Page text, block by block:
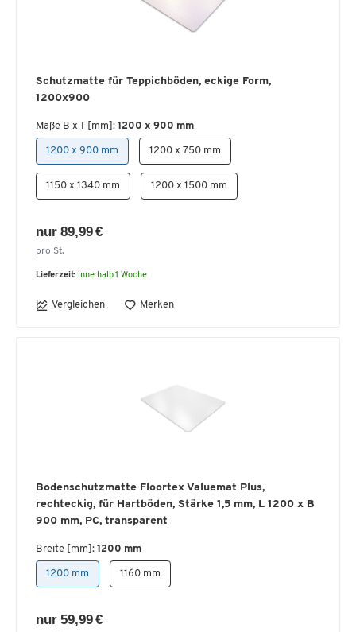
Schutzmatte für Teppichböden, eckige Form,
1200x900
Maße B x T [mm]: 1200 x 900 mm
1200 x 900 mm 1200 x 750 mm
1150 x 1340 mm 1200 x 1500 mm
nur 89,99 €
pro St.
Lieferzeit: innerhalb 1 Woche
Vergleichen Merken
Bodenschutzmatte Floortex Valuemat Plus,
rechteckig, für Hartböden, Stärke 1,5 mm, L 1200 x B
900 mm, PC, transparent
Breite [mm]: 1200 mm
1200 mm 1160 mm
nur 59,99 €